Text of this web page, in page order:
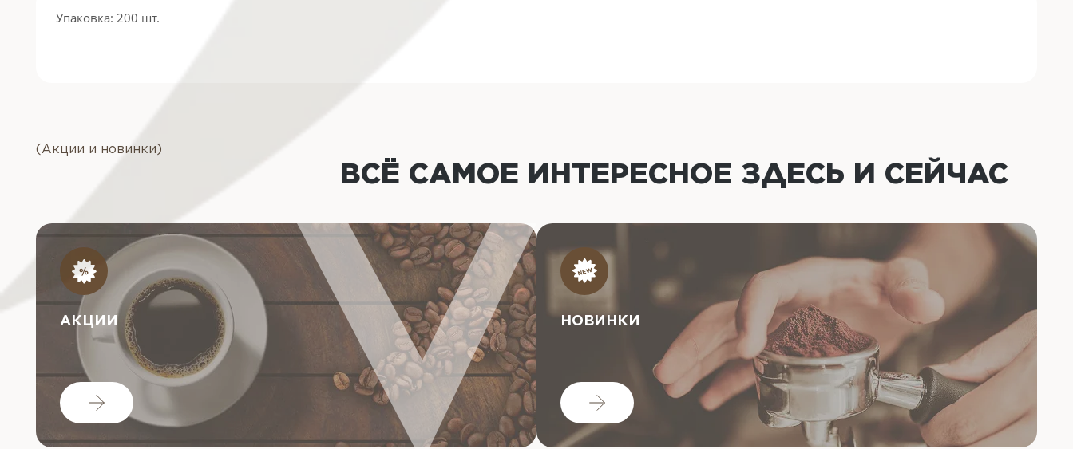
Упаковка: 200 шт.
(Акции и новинки)
ВСЁ САМОЕ ИНТЕРЕСНОЕ ЗДЕСЬ И СЕЙЧАС
АКЦИИ НОВИНКИ